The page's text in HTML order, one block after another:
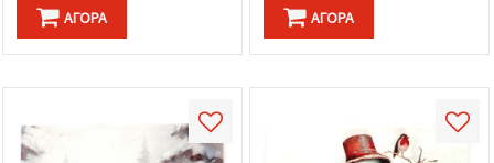
ΑΓΟΡΆ
δημιουργίες
ΑΓΟΡΆ